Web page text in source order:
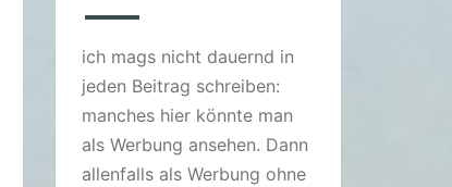
ich mags nicht dauernd in
jeden Beitrag schreiben:
manches hier könnte man
als Werbung ansehen. Dann
allenfalls als Werbung ohne